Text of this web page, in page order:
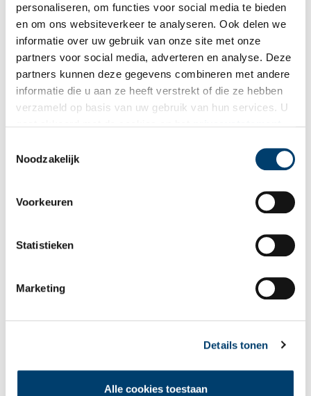
personaliseren, om functies voor social media te bieden
en om ons websiteverkeer te analyseren. Ook delen we
informatie over uw gebruik van onze site met onze
partners voor social media, adverteren en analyse. Deze
partners kunnen deze gegevens combineren met andere
informatie die u aan ze heeft verstrekt of die ze hebben
verzameld op basis van uw gebruik van hun services. U
Noodzakelijk
Voorkeuren
Statistieken
Marketing
Details tonen
Alle cookies toestaan
Bekijk meer video's
Wist je dat… de oudste afgebeelde Hollanders in deze kerk